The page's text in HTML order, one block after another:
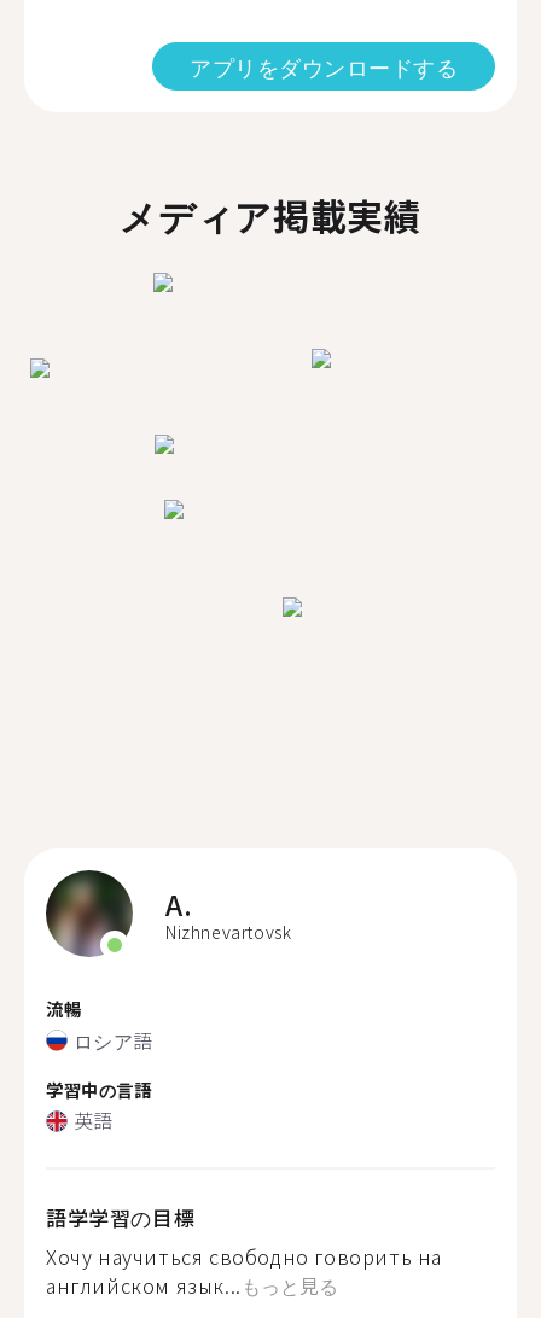
アプリをダウンロードする
メディア掲載実績
A.
Nizhnevartovsk
流暢
ロシア語
学習中の言語
英語
語学学習の目標
Хочу научиться свободно говорить на
английском язык... もっと見る